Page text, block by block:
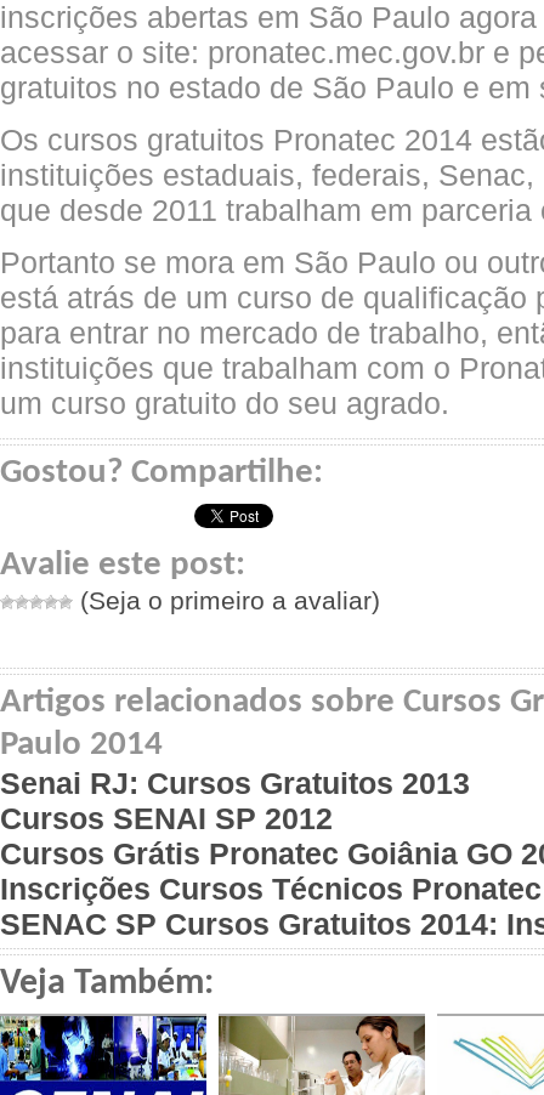
inscrições abertas em São Paulo
acessar o site: pronatec.mec.gov.br e
gratuitos no estado de São Paulo e
Os cursos gratuitos Pronatec 2014
instituições estaduais, federais,
que desde 2011 trabalham em
Portanto se mora em São Paulo ou
está atrás de um curso de qualificação
para entrar no mercado de trabalho,
instituições que trabalham com o
um curso gratuito do seu agrado.
Gostou? Compartilhe:
Avalie este post:
(Seja o primeiro a avaliar)
Artigos relacionados sobre Cursos
Paulo 2014
Senai RJ: Cursos Gratuitos 2013
Cursos SENAI SP 2012
Cursos Grátis Pronatec Goiânia GO
Inscrições Cursos Técnicos
SENAC SP Cursos Gratuitos 2014:
Veja Também: